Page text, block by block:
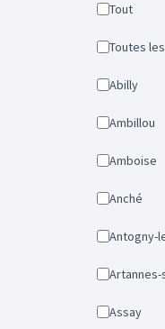
Tout
Toutes
Abilly
Ambillou
Amboise
Anché
Antogny-
Assay